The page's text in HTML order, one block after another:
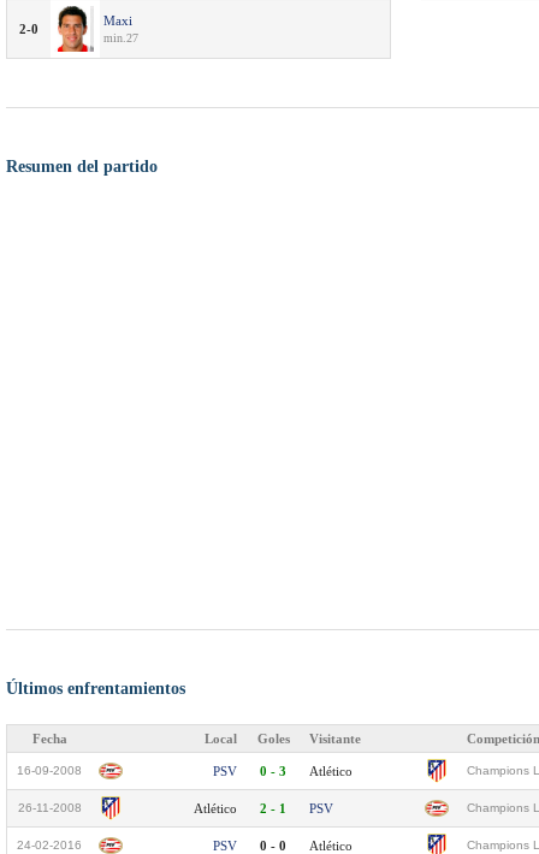
2-0
Maxi
min.27
Resumen del partido
Últimos enfrentamientos
Fecha Local Goles Visitante Competición
16-09-2008 PSV 0 - 3 Atlético Champions
26-11-2008 Atlético 2 - 1 PSV Champions
24-02-2016 PSV 0 - 0 Atlético Champions